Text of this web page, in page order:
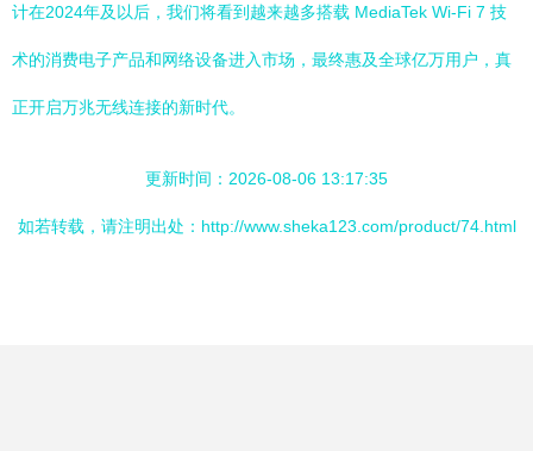
计在2024年及以后，我们将看到越来越多搭载 MediaTek Wi-Fi 7 技
术的消费电子产品和网络设备进入市场，最终惠及全球亿万用户，真
正开启万兆无线连接的新时代。
更新时间：2026-08-06 13:17:35
如若转载，请注明出处：http://www.sheka123.com/product/74.html